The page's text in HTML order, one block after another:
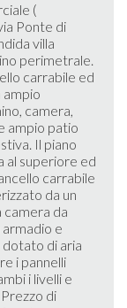
(
Ponte di
villa
perimetrale.
carrabile ed
ampio
camera,
ampio patio
Il piano
al superiore ed
carrabile
da un
camera da
e
dotato di aria
i pannelli
i livelli e
di